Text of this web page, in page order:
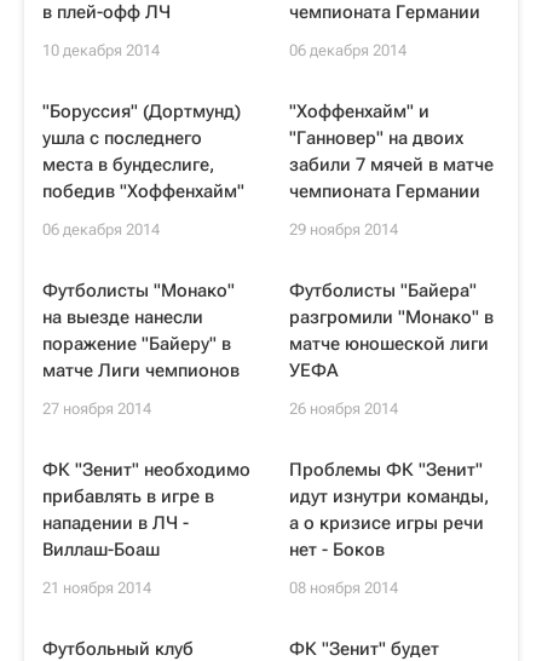
в плей-офф ЛЧ
10 декабря 2014
чемпионата Германии
06 декабря 2014
"Боруссия" (Дортмунд)
ушла с последнего
места в бундеслиге,
победив "Хоффенхайм"
06 декабря 2014
"Хоффенхайм" и
"Ганновер" на двоих
забили 7 мячей в матче
чемпионата Германии
29 ноября 2014
Футболисты "Монако"
на выезде нанесли
поражение "Байеру" в
матче Лиги чемпионов
27 ноября 2014
Футболисты "Байера"
разгромили "Монако" в
матче юношеской лиги
УЕФА
26 ноября 2014
ФК "Зенит" необходимо
прибавлять в игре в
нападении в ЛЧ -
Виллаш-Боаш
21 ноября 2014
Проблемы ФК "Зенит"
идут изнутри команды,
а о кризисе игры речи
нет - Боков
08 ноября 2014
Футбольный клуб
ФК "Зенит" будет